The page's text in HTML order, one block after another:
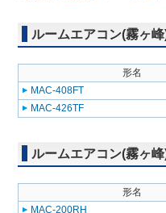
ルームエアコン(霧ヶ
形名
MAC-408FT
MAC-426TF
ルームエアコン(霧ヶ
形名
MAC-200RH